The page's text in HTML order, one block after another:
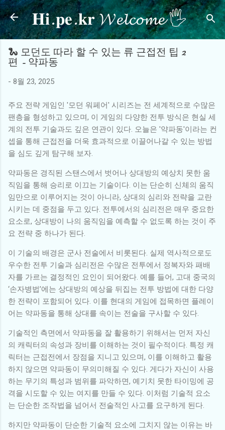
기본 콘텐츠로 건너뛰기
𝐇𝐢.𝐩𝐞.𝐤𝐫 𝓦𝓮𝓵𝓬𝓸𝓶𝓮 🖐
🐍 모던도 따라 할 수 있는 류 근접전 팁 2
편 - 약파동
- 8월 23, 2025
주요 전략 게임인 '모던 워페어' 시리즈는 전 세계적으로 수많은
팬층을 형성하고 있으며, 이 게임의 다양한 전투 방식은 현실 세
계의 전투 기술과도 깊은 연관이 있다. 오늘은 '약파동'이라는 컨
셉을 통해 근접전을 더욱 효과적으로 이끌어나갈 수 있는 방법
을 심도 깊게 탐구해 보자.
약파동은 경직된 스탠스에서 벗어나 상대방의 예상치 못한 움
직임을 통해 승리로 이끄는 기술이다. 이는 단순히 신체의 움직
임만으로 이루어지는 것이 아니라, 상대의 심리와 전략을 교란
시키는 데 중점을 두고 있다. 전투에서의 심리전은 매우 중요한
요소로, 상대방이 나의 움직임을 예측할 수 없도록 하는 것이 주
요 전략 중 하나가 된다.
이 기술의 배경은 군사 전술에서 비롯된다. 실제 역사적으로도
우수한 전투 기술과 심리전은 수많은 전투에서 정복자와 패배
자를 가르는 결정적인 요인이 되어왔다. 예를 들어, 고대 중국의
‘손자병법’에는 상대방의 예상을 뒤집는 전투 방법에 대한 다양
한 전략이 포함되어 있다. 이를 현대의 게임에 접목하면 플레이
어는 약파동을 통해 상대를 속이는 전술을 구사할 수 있다.
기술적인 측면에서 약파동을 잘 활용하기 위해서는 먼저 자신
의 캐릭터의 속성과 장비를 이해하는 것이 필수적이다. 특정 캐
릭터는 근접전에서 장점을 지니고 있으며, 이를 이해하고 활용
하지 않으면 약파동이 무의미해질 수 있다. 게다가 자신이 사용
하는 무기의 특성과 범위를 파악하면, 예기치 못한 타이밍에 공
격을 시도할 수 있는 여지를 만들 수 있다. 이처럼 기술적 요소
는 단순한 조작법을 넘어서 전술적인 사고를 요구하게 된다.
하지만 약파동이 단순한 기술적 요소에 그치지 않는 이유는 바